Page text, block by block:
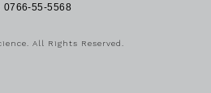
0766-55-5568
All Rights Reserved.